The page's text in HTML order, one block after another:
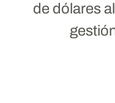
de dólares